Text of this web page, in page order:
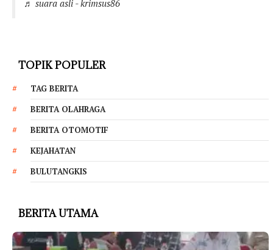
♬ suara asli - krimsus86
TOPIK POPULER
TAG BERITA
BERITA OLAHRAGA
BERITA OTOMOTIF
KEJAHATAN
BULUTANGKIS
BERITA UTAMA